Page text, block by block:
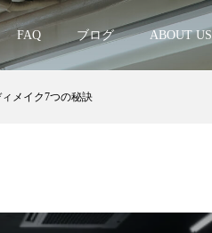
FAQ ブログ ABOUT US
メイク7つの秘訣